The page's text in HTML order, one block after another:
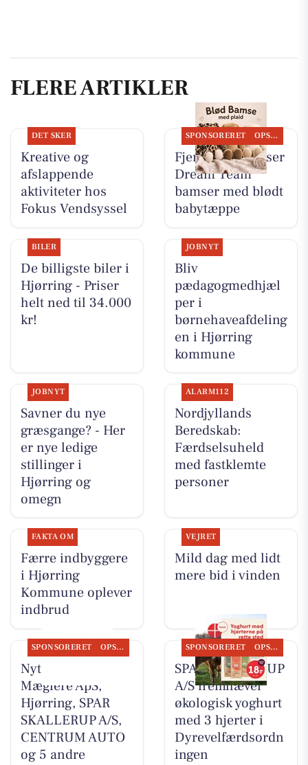
FLERE ARTIKLER
DET SKER
Kreative og
afslappende
aktiviteter hos
Fokus Vendsyssel
SPONSORERET OPSLAGSTAVLEN
Fjerrenseriet viser
Dream Team
bamser med blødt
babytæppe
BILER
De billigste biler i
Hjørring - Priser
helt ned til 34.000
kr!
JOBNYT
Bliv
pædagogmedhjæl
per i
børnehaveafdeling
en i Hjørring
kommune
JOBNYT
Savner du nye
græsgange? - Her
er nye ledige
stillinger i
Hjørring og
omegn
ALARM112
Nordjyllands
Beredskab:
Færdselsuheld
med fastklemte
personer
FAKTA OM
Færre indbyggere
i Hjørring
Kommune oplever
indbrud
VEJRET
Mild dag med lidt
mere bid i vinden
SPONSORERET OPSLAGSTAVLEN
Nyt fra Byens
Mæglere ApS,
Hjørring, SPAR
SKALLERUP A/S,
CENTRUM AUTO
og 5 andre
SPONSORERET OPSLAGSTAVLEN
SPAR SKALLERUP
A/S fremhæver
økologisk yoghurt
med 3 hjerter i
Dyrevelfærdsordn
ingen